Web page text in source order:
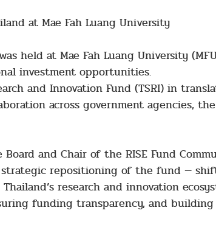
at Mae Fah Luang University
held at Mae Fah Luang University
investment opportunities.
and Innovation Fund (TSRI) in
across government agencies,
and Chair of the RISE Fund
repositioning of the fund —
research and innovation
funding transparency, and building